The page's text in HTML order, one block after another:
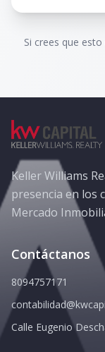
Si crees que
Keller Williams
presencia en los
Mercado
Contáctanos
8094757171
Calle Eugenio